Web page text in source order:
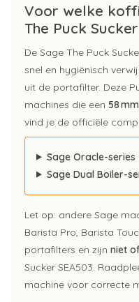
Voor welke
The Puck
De Sage The Puck
snel en hygiënisch
uit de portafilter. Deze
machines die een 58
vind je de officiële
Sage Oracle-series
Sage Dual Boiler-
Let op: andere Sage
Barista Pro, Barista
portafilters en zijn niet
Sucker SEA503.
machine voor correcte